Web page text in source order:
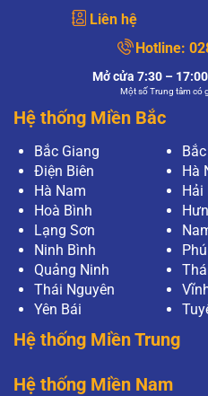
Liên hệ
Hotline:
Mở cửa 7:30 –
Một số Trung tâm có
Hệ thống Miền Bắc
Bắc Giang
Điện Biên
Hà
Hà Nam
Hải
Hoà Bình
Lạng Sơn
Ninh Bình
Quảng Ninh
Thái Nguyên
Yên Bái
Hệ thống Miền Trung
Hệ thống Miền Nam